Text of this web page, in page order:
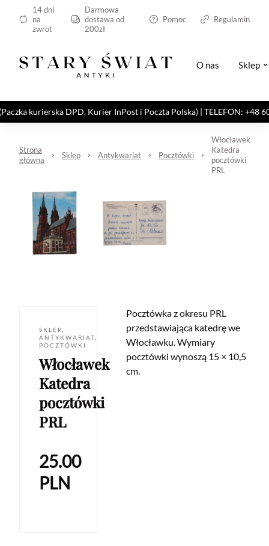
14 dni
na
zwrot
Darmowa
dostawa od
200zł
Pomoc Regulamin
O nas Sklep
kurierska DPD, Kurier InPost i Poczta Polska) | TELEFON: +48
Strona
główna
Sklep Antykwariat Pocztówki
Włocławek
Katedra
pocztówki
PRL
SKLEP
ANTYKWARIAT
POCZTÓWKI
Włocławek
Katedra
pocztówki
PRL
25.00
PLN
Pocztówka z okresu PRL
przedstawiająca katedrę we
Włocławku. Wymiary
pocztówki wynoszą 15 × 10,5
cm.